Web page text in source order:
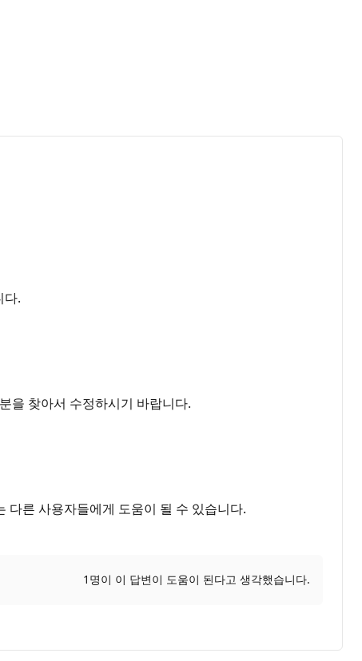
다.
을 찾아서 수정하시기 바랍니다.
다른 사용자들에게 도움이 될 수 있습니다.
1명이 이 답변이 도움이 된다고 생각했습니다.